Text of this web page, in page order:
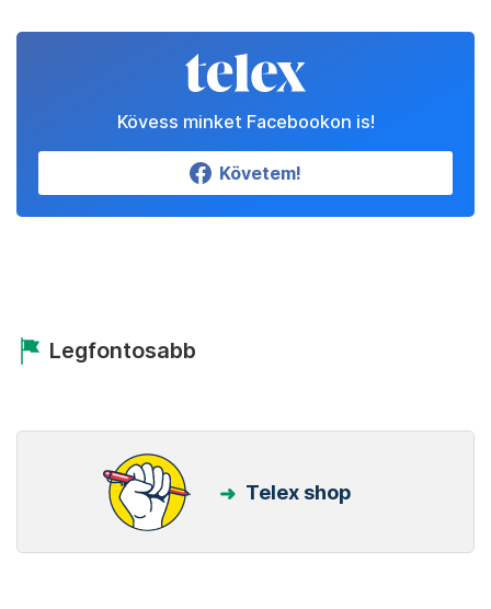
Kövess minket Facebookon is!
Követem!
Legfontosabb
Telex shop